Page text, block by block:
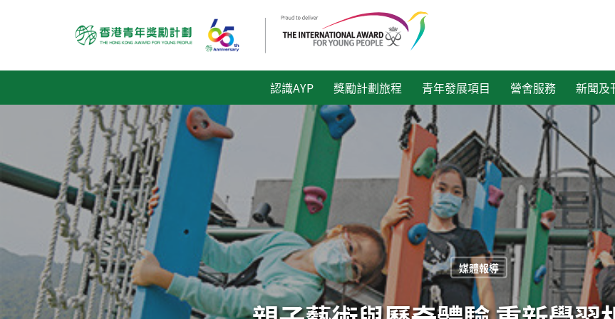
認識AYP 獎勵計劃旅程 青年發展項目 營舍服務 新聞及
媒體報導